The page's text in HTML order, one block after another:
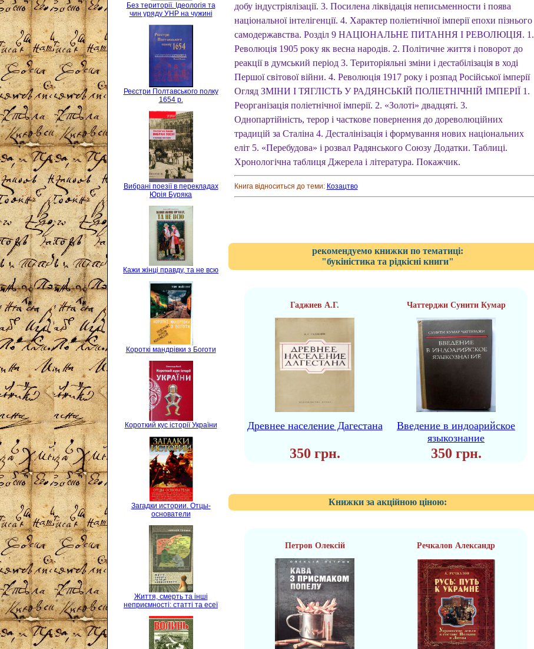
Без території. Ідеологія та
чин уряду УНР на чужині
Реєстри Полтавського полку
1654 р.
Вибрані поезії в перекладах
Юрія Буряка
Кажи жінці правду, та не всю
Короткі мандрівки з Боготи
Короткий кус історії України
Загадки истории. Отцы-
основатели
Життя, смерть та інші
неприємності: статті та есеї
добу індустріялізації. 3. Посилена ліквідація неписьменности і поява
національної інтелігенції. 4. Характер поліетнічної імперії епохи пізнього
самодержавства. Розділ 9 НАЦІОНАЛЬНЕ ПИТАННЯ І РЕВОЛЮЦІЯ. 1.
Революція 1905 року як весна народів. 2. Політичне життя і поворот до
реакції в думський період 3. Територіяльні зміни і дестабілізація в ході
Першої світової війни. 4. Революція 1917 року і розпад Російської імперії
Огляд ЗМІНИ І ТЯГЛІСТЬ У РАДЯНСЬКІЙ ПОЛІЕТНІЧНІЙ ІМПЕРІЇ 1.
Реорганізація поліетнічної імперії. 2. «Золоті» двадцяті. 3.
Однопартійність, терор і часткове повернення до дореволюційних
традицій за Сталіна 4. Десталінізація і формування нових національних
еліт 5. «Перебудова» і розвал Радянського Союзу Додатки. Таблиці.
Хронологічна таблиця Джерела і література. Покажчик.
Книга відноситься до теми: Козацтво
рекомендуемо книжки по тематиці:
"букіністика та рідкісні книги"
Гаджиев А.Г. Чаттерджи Сунити Кумар
Древнее население Дагестана
Введение в индоарийское
языкознание
350 грн. 350 грн.
Книжки за акційною ціною:
Петров Олексій Речкалов Александр